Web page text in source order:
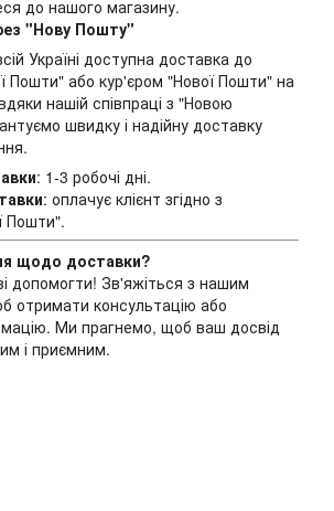
до нашого магазину.
"Нову Пошту"
Україні доступна доставка до
Пошти" або кур'єром "Нової Пошти" на
нашій співпраці з "Новою
швидку і надійну доставку
: 1-3 робочі дні.
: оплачує клієнт згідно з
Пошти".
щодо доставки?
допомогти! Зв'яжіться з нашим
отримати консультацію або
Ми прагнемо, щоб ваш досвід
і приємним.